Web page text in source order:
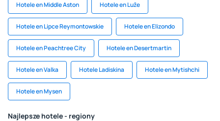
Hotele en Middle Aston Hotele en Luže
Hotele en Lipce Reymontowskie Hotele en Elizondo
Hotele en Peachtree City Hotele en Desertmartin
Hotele en Valka Hotele Ladiskina Hotele en Mytishchi
Hotele en Mysen
Najlepsze hotele - regiony